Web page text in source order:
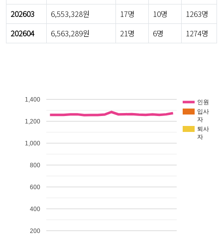
202603
6,553,328원 17명 10명
1263명
202604
6,563,289원 21명 6명 1274명
인원
입사
자
퇴사
자
200
400
600
800
1,000
1,200
1,400